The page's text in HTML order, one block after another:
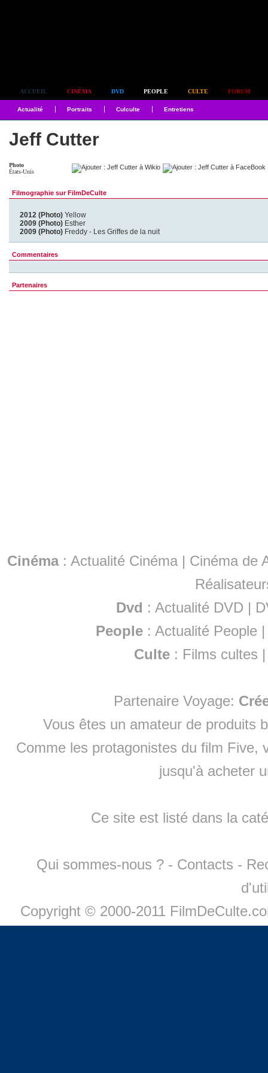
ACCUEIL CINÉMA DVD PEOPLE CULTE FORUM
Actualité Portraits Culculte Entretiens
Jeff Cutter
Photo
États-Unis
Filmographie sur FilmDeCulte
2012 (Photo) Yellow
2009 (Photo) Esther
2009 (Photo) Freddy - Les Griffes de la nuit
Commentaires
Partenaires
Cinéma: Actualité Cinéma | Cinéma de
Dvd : Actualité DVD |
People :Actualité People
Culte : Films cultes
Partenaire Voyage:
Vous êtes un amateur de produits
Comme les protagonistes du film Five,
jusqu'à acheter
Ce site est listé dans la
Qui sommes-nous ? - Contacts -
Copyright © 2000-2011